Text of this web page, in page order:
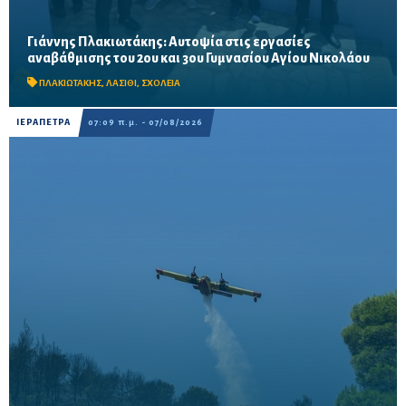
Γιάννης Πλακιωτάκης: Αυτοψία στις εργασίες
αναβάθμισης του 2ου και 3ου Γυμνασίου Αγίου Νικολάου
ΠΛΑΚΙΩΤΑΚΗΣ, ΛΑΣΙΘΙ, ΣΧΟΛΕΙΑ
Οι παρεμβάσεις του προγράμματος «Μαριέττα Γιαννάκου»
αναμένεται να ολοκληρωθούν πριν από τη νέα σχολική χρονιά –
Προβλέπονται ανακαινίσεις αιθουσών, αύλειων και...
ΙΕΡΑΠΕΤΡΑ 07:09 π.μ. - 07/08/2026